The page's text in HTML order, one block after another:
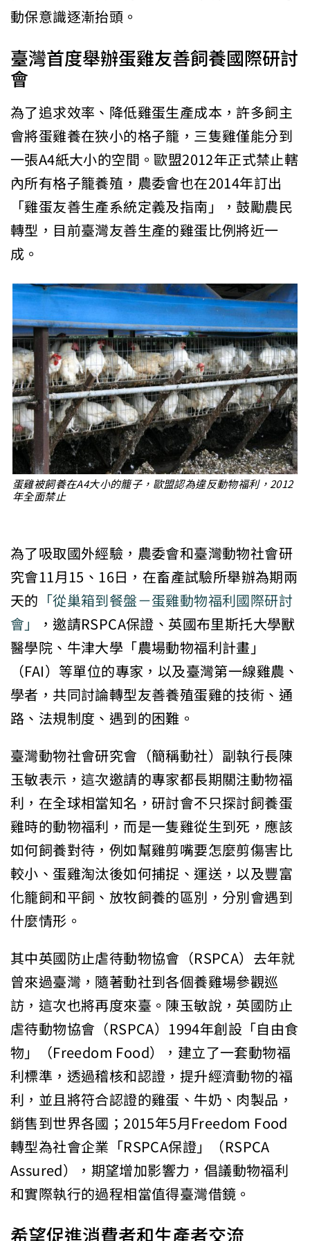
動保意識逐漸抬頭。
臺灣首度舉辦蛋雞友善飼養國際研討
會
為了追求效率、降低雞蛋生產成本，許多飼主
會將蛋雞養在狹小的格子籠，三隻雞僅能分到
一張A4紙大小的空間。歐盟2012年正式禁止轄
內所有格子籠養殖，農委會也在2014年訂出
「雞蛋友善生產系統定義及指南」，鼓勵農民
轉型，目前臺灣友善生產的雞蛋比例將近一
成。
蛋雞被飼養在A4大小的籠子，歐盟認為違反動物福利，2012
年全面禁止
為了吸取國外經驗，農委會和臺灣動物社會研
究會11月15、16日，在畜產試驗所舉辦為期兩
天的 「從巢箱到餐盤－蛋雞動物福利國際研討
會」 ，邀請RSPCA保證、英國布里斯托大學獸
醫學院、牛津大學「農場動物福利計畫」
（FAI）等單位的專家，以及臺灣第一線雞農、
學者，共同討論轉型友善養殖蛋雞的技術、通
路、法規制度、遇到的困難。
臺灣動物社會研究會（簡稱動社）副執行長陳
玉敏表示，這次邀請的專家都長期關注動物福
利，在全球相當知名，研討會不只探討飼養蛋
雞時的動物福利，而是一隻雞從生到死，應該
如何飼養對待，例如幫雞剪嘴要怎麼剪傷害比
較小、蛋雞淘汰後如何捕捉、運送，以及豐富
化籠飼和平飼、放牧飼養的區別，分別會遇到
什麼情形。
其中英國防止虐待動物協會（RSPCA）去年就
曾來過臺灣，隨著動社到各個養雞場參觀巡
訪，這次也將再度來臺。陳玉敏說，英國防止
虐待動物協會（RSPCA）1994年創設「自由食
物」（Freedom Food），建立了一套動物福
利標準，透過稽核和認證，提升經濟動物的福
利，並且將符合認證的雞蛋、牛奶、肉製品，
銷售到世界各國；2015年5月Freedom Food
轉型為社會企業「RSPCA保證」（RSPCA
Assured），期望增加影響力，倡議動物福利
和實際執行的過程相當值得臺灣借鏡。